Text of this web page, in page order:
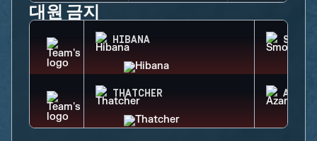
대원 금지
HIBANA SMOKE
THATCHER AZAMI